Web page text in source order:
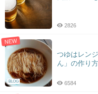
2826
NEW
BLOG
つゆはレン
ん」の作り方
6584